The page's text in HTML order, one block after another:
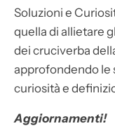
Soluzioni e
quella di allietare
dei cruciverba
approfondendo le
curiosità e
Aggiornamenti!